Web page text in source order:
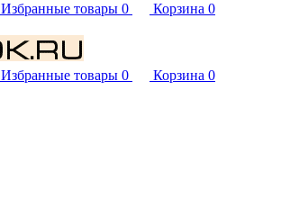
Избранные товары 0 Корзина 0
Избранные товары 0 Корзина 0